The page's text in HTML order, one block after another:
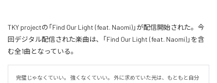
TKY projectの「Find Our Light (feat. Naomi)」が配信開始された。今
回デジタル配信された楽曲は、「Find Our Light (feat. Naomi)」を含
む全1曲となっている。
完璧じゃなくていい。 強くなくていい。 外に求めていた光は、もともと自分